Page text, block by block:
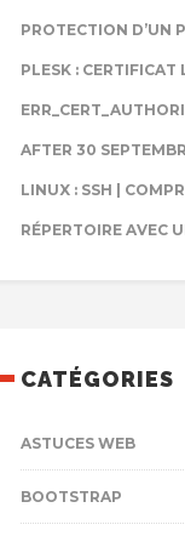
PROTECTION D’UN
PLESK : CERTIFICAT
AFTER 30
LINUX : SSH |
RÉPERTOIRE AVEC
CATÉGORIES
ASTUCES WEB
BOOTSTRAP